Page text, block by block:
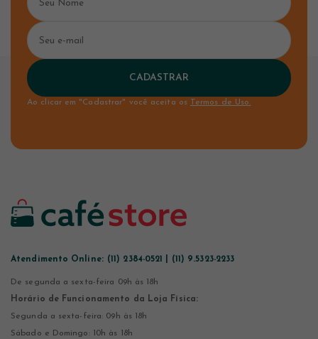
CADASTRAR
Ao clicar em "Cadastrar" você aceita os Termos de Uso.
Atendimento Online: (11) 2384-0521 | (11) 9.5323-2233
De segunda a sexta-feira 09h às 18h
Horário de Funcionamento da Loja Física:
Segunda a sexta-feira: 09h às 18h
Sábado e Domingo: 10h às 18h